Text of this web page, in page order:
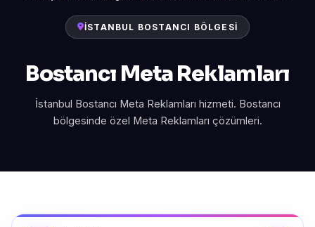
İSTANBUL BOSTANCI BÖLGESI
Bostancı Meta Reklamları
İstanbul Bostancı Meta Reklamları hizmeti. Bostancı
bölgesinde özel Meta Reklamları çözümleri.